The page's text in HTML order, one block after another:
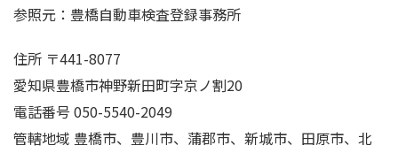
参照元：豊橋自動車検査登録事務所
住所 〒441-8077
愛知県豊橋市神野新田町字京ノ割20
電話番号 050-5540-2049
管轄地域 豊橋市、豊川市、蒲郡市、新城市、田原市、北